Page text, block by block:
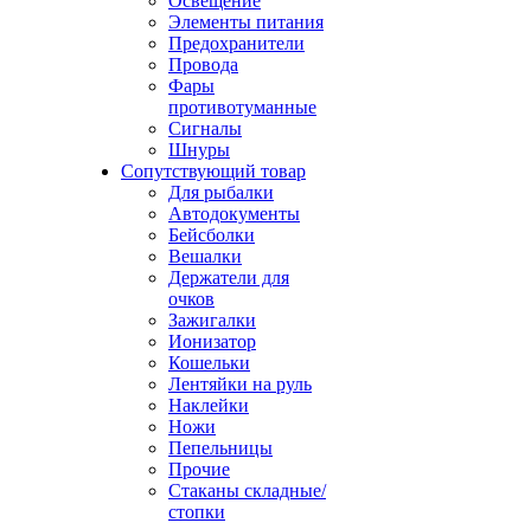
Элементы питания
Предохранители
Провода
Фары
противотуманные
Сигналы
Шнуры
Сопутствующий товар
Для рыбалки
Автодокументы
Бейсболки
Вешалки
Держатели для
очков
Зажигалки
Ионизатор
Кошельки
Лентяйки на руль
Наклейки
Ножи
Пепельницы
Прочие
Стаканы складные/
стопки